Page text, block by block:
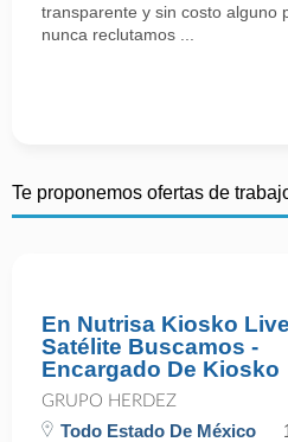
transparente y sin costo alguno
nunca reclutamos ...
Te proponemos ofertas de
En Nutrisa Kiosko
Satélite Buscamos -
Encargado De Kiosko
GRUPO HERDEZ
Todo Estado De México